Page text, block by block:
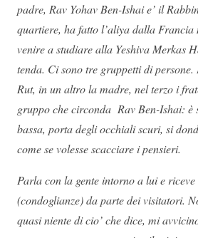
padre, Rav Yohav Ben-Ishai e’ il
quartiere, ha fatto l’aliya dalla Francia
venire a studiare alla Yeshiva Merkas
tenda. Ci sono tre gruppetti di
Rut, in un altro la madre, nel terzo i
gruppo che circonda Rav Ben-Ishai: è
bassa, porta degli occhiali scuri, si
come se volesse scacciare i pensieri.
Parla con la gente intorno a lui e
(condoglianze) da parte dei visitatori.
quasi niente di cio’ che dice, mi